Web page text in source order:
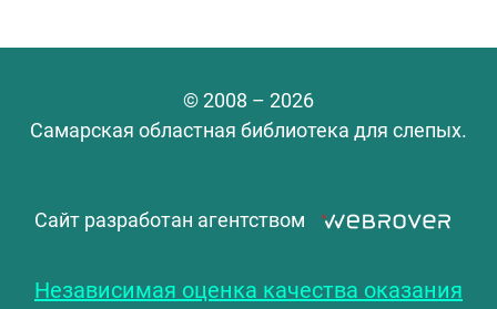
© 2008 – 2026
Самарская областная библиотека для слепых.
Сайт разработан агентством
Независимая оценка качества оказания